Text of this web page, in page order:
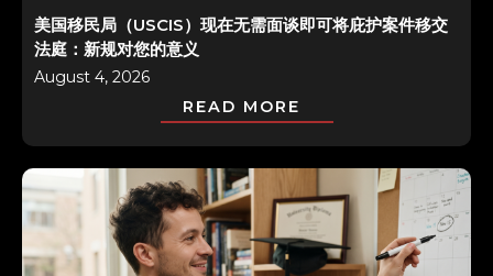
美国移民局（USCIS）现在无需面谈即可将庇护案件移交
法庭：新规对您的意义
August 4, 2026
READ MORE